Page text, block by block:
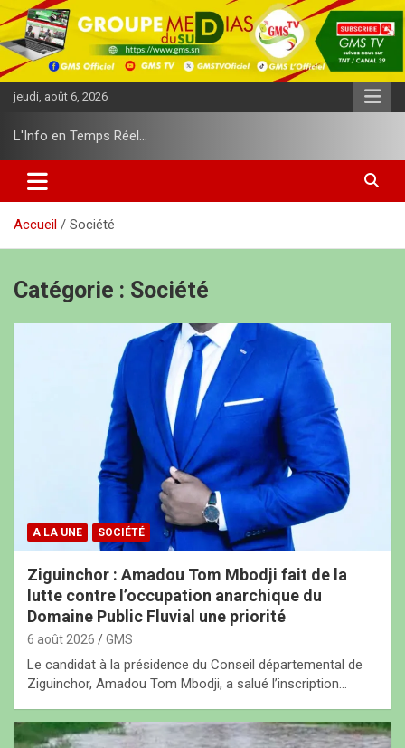
l
l
e
r
o
t
jeudi, août 6, 2026
L'Info en Temps Réel…
Accueil Société
Catégorie : Société
A LA UNE SOCIÉTÉ
Ziguinchor : Amadou Tom Mbodji fait de la
lutte contre l’occupation anarchique du
Domaine Public Fluvial une priorité
6 août 2026 GMS
Le candidat à la présidence du Conseil départemental de
Ziguinchor, Amadou Tom Mbodji, a salué l’inscription…